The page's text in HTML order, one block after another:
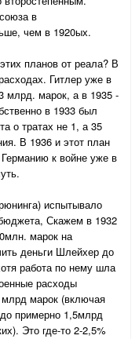
в
чем в 1920ых.
планов от реала? В
Гитлер уже в
млрд. марок, а в 1935 -
в 1933 был
о тратах не 1, а 35
В 1936 и этот план
к войне уже в
испытывало
Скажем в 1932
марок на
деньги Шлейхер до
работа по нему шла
расходы
млрд марок (включая
примерно 1,5млрд
Это где-то 2-2,5%